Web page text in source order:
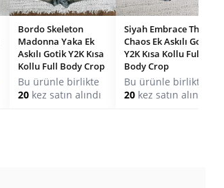
Bordo Skeleton
Madonna Yaka Ek
Askılı Gotik Y2K Kısa
Kollu Full Body Crop
Bu ürünle birlikte
20kez satın alındı
Siyah Embrace The
Chaos Ek Askılı Gotik
Y2K Kısa Kollu Full
Body Crop
Bu ürünle birlikte
20 kez satın alındı